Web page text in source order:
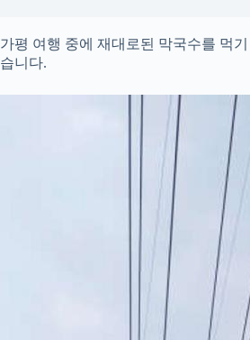
가평 여행 중에 재대로된 막국수를 먹
습니다.